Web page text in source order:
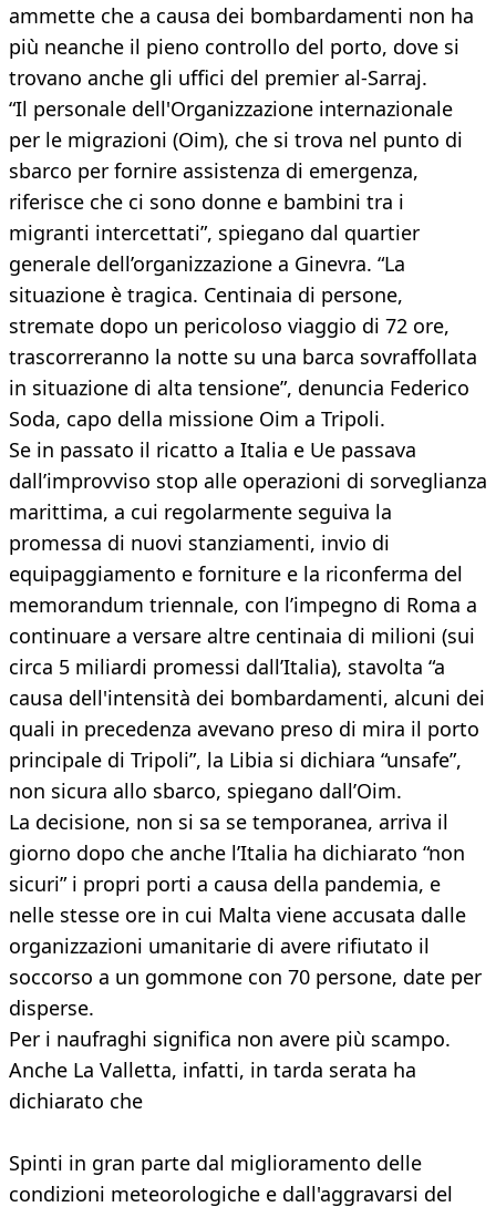
ammette che a causa dei bombardamenti non ha
più neanche il pieno controllo del porto, dove si
trovano anche gli uffici del premier al-Sarraj.
“Il personale dell'Organizzazione internazionale
per le migrazioni (Oim), che si trova nel punto di
sbarco per fornire assistenza di emergenza,
riferisce che ci sono donne e bambini tra i
migranti intercettati”, spiegano dal quartier
generale dell’organizzazione a Ginevra. “La
situazione è tragica. Centinaia di persone,
stremate dopo un pericoloso viaggio di 72 ore,
trascorreranno la notte su una barca sovraffollata
in situazione di alta tensione”, denuncia Federico
Soda, capo della missione Oim a Tripoli.
Se in passato il ricatto a Italia e Ue passava
dall’improvviso stop alle operazioni di sorveglianza
marittima, a cui regolarmente seguiva la
promessa di nuovi stanziamenti, invio di
equipaggiamento e forniture e la riconferma del
memorandum triennale, con l’impegno di Roma a
continuare a versare altre centinaia di milioni (sui
circa 5 miliardi promessi dall’Italia), stavolta “a
causa dell'intensità dei bombardamenti, alcuni dei
quali in precedenza avevano preso di mira il porto
principale di Tripoli”, la Libia si dichiara “unsafe”,
non sicura allo sbarco, spiegano dall’Oim.
La decisione, non si sa se temporanea, arriva il
giorno dopo che anche l’Italia ha dichiarato “non
sicuri” i propri porti a causa della pandemia, e
nelle stesse ore in cui Malta viene accusata dalle
organizzazioni umanitarie di avere rifiutato il
soccorso a un gommone con 70 persone, date per
disperse.
Per i naufraghi significa non avere più scampo.
Anche La Valletta, infatti, in tarda serata ha
dichiarato che
Spinti in gran parte dal miglioramento delle
condizioni meteorologiche e dall'aggravarsi del